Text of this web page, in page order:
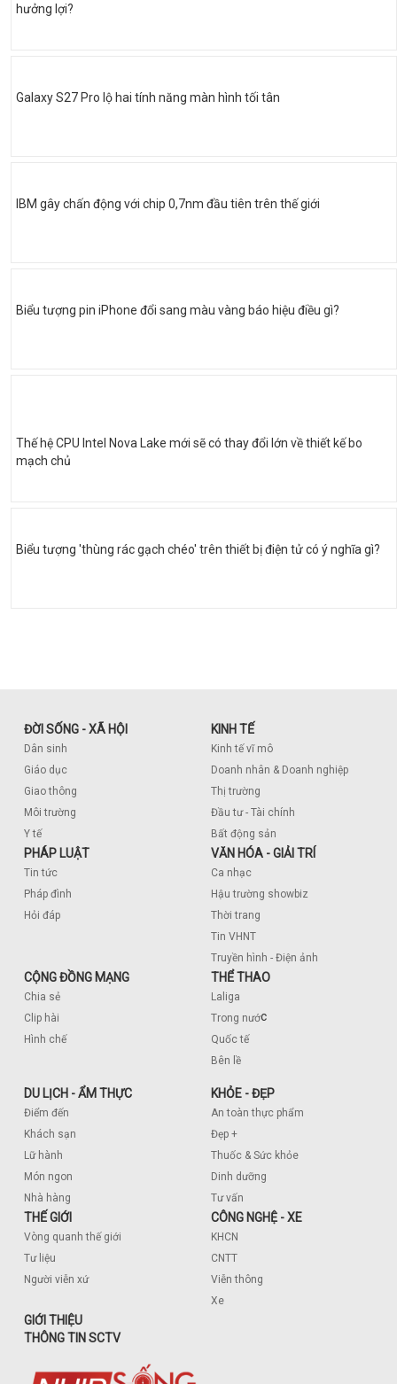
hưởng lợi?
Galaxy S27 Pro lộ hai tính năng màn hình tối tân
IBM gây chấn động với chip 0,7nm đầu tiên trên thế giới
Biểu tượng pin iPhone đổi sang màu vàng báo hiệu điều gì?
Thế hệ CPU Intel Nova Lake mới sẽ có thay đổi lớn về thiết kế bo
mạch chủ
Biểu tượng 'thùng rác gạch chéo' trên thiết bị điện tử có ý nghĩa gì?
ĐỜI SỐNG - XÃ HỘI
Dân sinh
Giáo dục
Giao thông
Môi trường
Y tế
KINH TẾ
Kinh tế vĩ mô
Doanh nhân & Doanh nghiệp
Thị trường
Đầu tư - Tài chính
Bất động sản
PHÁP LUẬT
Tin tức
Pháp đình
Hỏi đáp
VĂN HÓA - GIẢI TRÍ
Ca nhạc
Hậu trường showbiz
Thời trang
Tin VHNT
Truyền hình - Điện ảnh
CỘNG ĐỒNG MẠNG
Chia sẻ
Clip hài
Hình chế
THỂ THAO
Laliga
Trong nước
Quốc tế
Bên lề
DU LỊCH - ẨM THỰC
Điểm đến
Khách sạn
Lữ hành
Món ngon
Nhà hàng
KHỎE - ĐẸP
An toàn thực phẩm
Đẹp +
Thuốc & Sức khỏe
Dinh dưỡng
Tư vấn
THẾ GIỚI
Vòng quanh thế giới
Tư liệu
Người viễn xứ
CÔNG NGHỆ - XE
KHCN
CNTT
Viễn thông
Xe
GIỚI THIỆU
THÔNG TIN SCTV